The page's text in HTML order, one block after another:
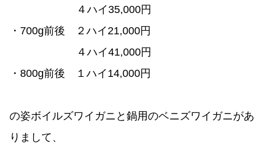
４ハイ35,000円
・700g前後 ２ハイ21,000円
４ハイ41,000円
・800g前後 １ハイ14,000円
の姿ボイルズワイガニと鍋用のベニズワイガニがあ
りまして、